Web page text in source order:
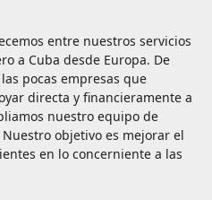
entre nuestros servicios
a Cuba desde Europa. De
pocas empresas que
directa y financieramente a
nuestro equipo de
objetivo es mejorar el
en lo concerniente a las